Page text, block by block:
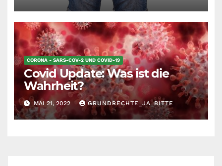
CORONA - SARS-COV-2 UND COVID-19
Covid Update: Was ist die
Wahrheit?
MAI 21, 2022 GRUNDRECHTE_JA_BITTE